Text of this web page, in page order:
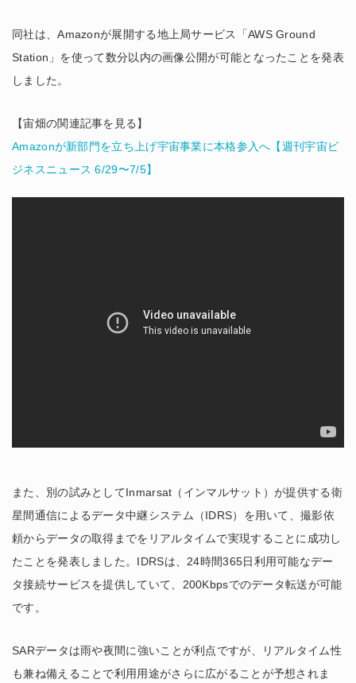
同社は、Amazonが展開する地上局サービス「AWS Ground
Station」を使って数分以内の画像公開が可能となったことを発表
しました。
【宙畑の関連記事を見る】
Amazonが新部門を立ち上げ宇宙事業に本格参入へ【週刊宇宙ビ
ジネスニュース 6/29〜7/5】
また、別の試みとしてInmarsat（インマルサット）が提供する衛
星間通信によるデータ中継システム（IDRS）を用いて、撮影依
頼からデータの取得までをリアルタイムで実現することに成功し
たことを発表しました。IDRSは、24時間365日利用可能なデー
タ接続サービスを提供していて、200Kbpsでのデータ転送が可能
です。
SARデータは雨や夜間に強いことが利点ですが、リアルタイム性
も兼ね備えることで利用用途がさらに広がることが予想されま